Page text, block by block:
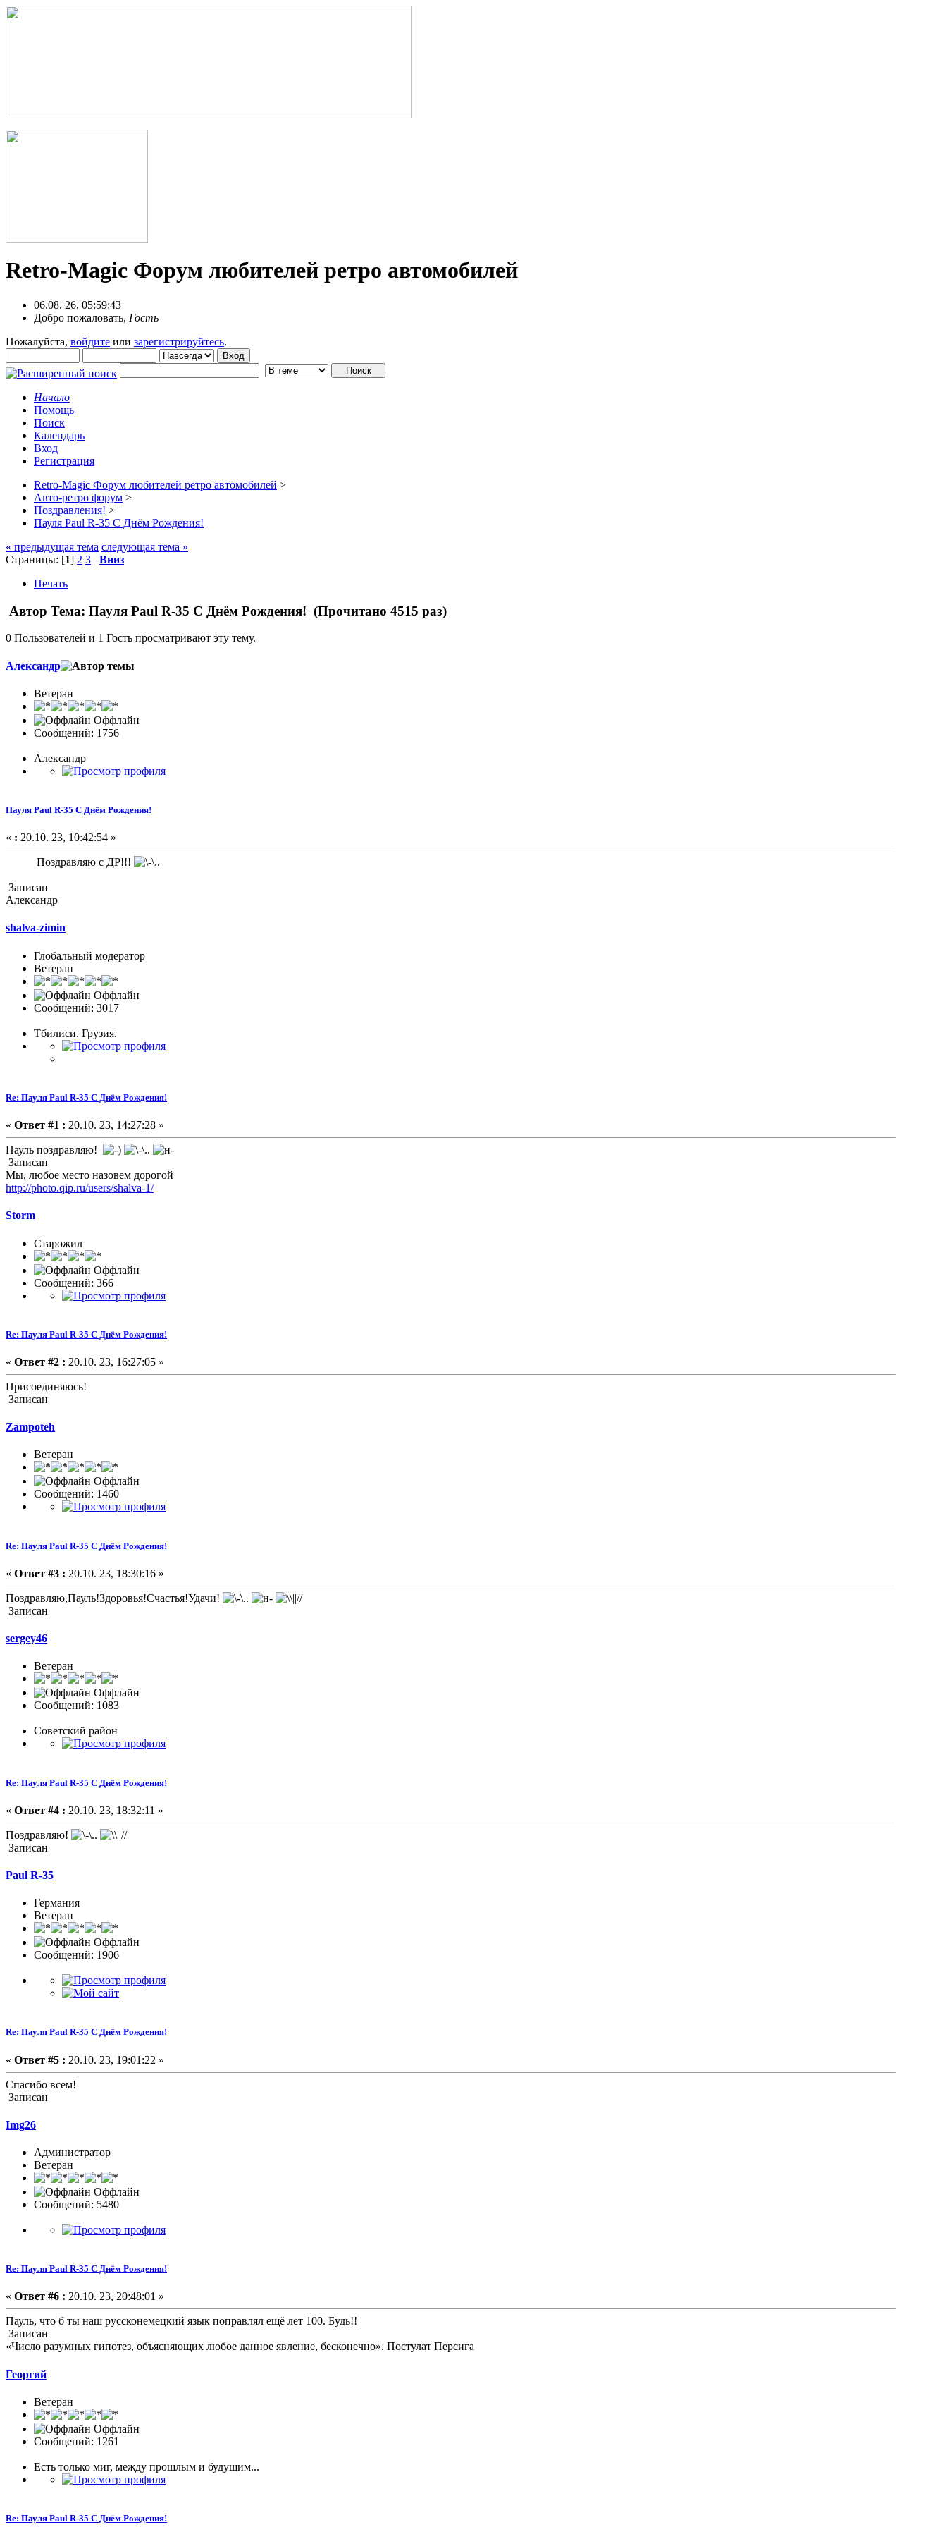
Retro-Magic Форум любителей ретро автомобилей
06.08. 26, 05:59:43
Добро пожаловать, Гость
Пожалуйста, войдите или зарегистрируйтесь.
Начало
Помощь
Поиск
Календарь
Вход
Регистрация
Retro-Magic Форум любителей ретро автомобилей >
Авто-ретро форум >
Поздравления! >
Пауля Paul R-35 С Днём Рождения!
« предыдущая тема следующая тема »
Страницы: [1] 2 3
Вниз
Печать
Автор Тема: Пауля Paul R-35 С Днём Рождения! (Прочитано 4515 раз)
0 Пользователей и 1 Гость просматривают эту тему.
Александр
Ветеран
Оффлайн
Сообщений: 1756
Александр
Пауля Paul R-35 С Днём Рождения!
« : 20.10. 23, 10:42:54 »
Поздравляю с ДР!!!
Записан
Александр
shalva-zimin
Глобальный модератор
Ветеран
Оффлайн
Сообщений: 3017
Тбилиси. Грузия.
Re: Пауля Paul R-35 С Днём Рождения!
« Ответ #1 : 20.10. 23, 14:27:28 »
Пауль поздравляю!
Записан
Мы, любое место назовем дорогой
http://photo.qip.ru/users/shalva-1/
Storm
Старожил
Оффлайн
Сообщений: 366
Re: Пауля Paul R-35 С Днём Рождения!
« Ответ #2 : 20.10. 23, 16:27:05 »
Присоединяюсь!
Записан
Zampoteh
Ветеран
Оффлайн
Сообщений: 1460
Re: Пауля Paul R-35 С Днём Рождения!
« Ответ #3 : 20.10. 23, 18:30:16 »
Поздравляю,Пауль!Здоровья!Счастья!Удачи!
Записан
sergey46
Ветеран
Оффлайн
Сообщений: 1083
Советский район
Re: Пауля Paul R-35 С Днём Рождения!
« Ответ #4 : 20.10. 23, 18:32:11 »
Поздравляю!
Записан
Paul R-35
Германия
Ветеран
Оффлайн
Сообщений: 1906
Re: Пауля Paul R-35 С Днём Рождения!
« Ответ #5 : 20.10. 23, 19:01:22 »
Спасибо всем!
Записан
Img26
Администратор
Ветеран
Оффлайн
Сообщений: 5480
Re: Пауля Paul R-35 С Днём Рождения!
« Ответ #6 : 20.10. 23, 20:48:01 »
Пауль, что б ты наш руссконемецкий язык поправлял ещё лет 100. Будь!!
Записан
«Число разумных гипотез, объясняющих любое данное явление, бесконечно». Постулат Персига
Георгий
Ветеран
Оффлайн
Сообщений: 1261
Есть только миг, между прошлым и будущим...
Re: Пауля Paul R-35 С Днём Рождения!